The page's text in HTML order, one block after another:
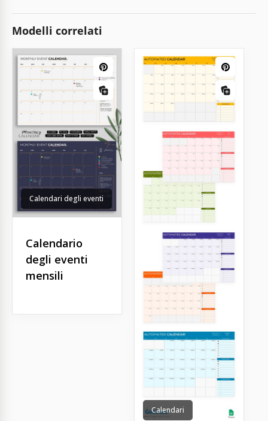
Modelli correlati
Calendari degli eventi
Calendario
degli eventi
mensili
Calendari